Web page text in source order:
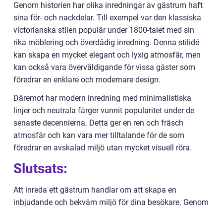
Genom historien har olika inredningar av gästrum haft
sina för- och nackdelar. Till exempel var den klassiska
victorianska stilen populär under 1800-talet med sin
rika möblering och överdådig inredning. Denna stilidé
kan skapa en mycket elegant och lyxig atmosfär, men
kan också vara överväldigande för vissa gäster som
föredrar en enklare och modernare design.
Däremot har modern inredning med minimalistiska
linjer och neutrala färger vunnit popularitet under de
senaste decennierna. Detta ger en ren och fräsch
atmosfär och kan vara mer tilltalande för de som
föredrar en avskalad miljö utan mycket visuell röra.
Slutsats:
Att inreda ett gästrum handlar om att skapa en
inbjudande och bekväm miljö för dina besökare. Genom